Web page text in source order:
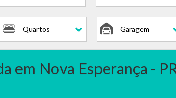
Quartos Garagem
em Nova Esperança -